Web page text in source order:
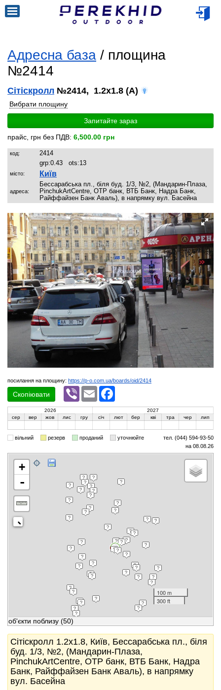
Адресна база / площина
№2414
Сітіскролл №2414, 1.2x1.8 (A)
Вибрати площину
Запитайте зараз
прайс, грн без ПДВ: 6,500.00 грн
код:
2414
grp:0.43 ots:13
місто: Київ
адреса:
Бессарабська пл., біля буд. 1/3, №2, (Мандарин-Плаза,
PinchukArtCentre, OTP банк, ВТБ Банк, Надра Банк,
Райффайзен Банк Аваль), в напрямку вул. Басейна
посилання на площину: https://p-o.com.ua/boards/oid/2414
Скопіювати
Viber Email
2026
2027
сер
вер жов лис гру січ лют бер кві тра чер лип
вільний резерв проданий уточнюйте
тел. (044) 594-93-50
на 08.08.26
+
-
100 m
300 ft
об'єкти поблизу (50)
Сітіскролл 1.2x1.8, Київ, Бессарабська пл., біля
буд. 1/3, №2, (Мандарин-Плаза,
PinchukArtCentre, OTP банк, ВТБ Банк, Надра
Банк, Райффайзен Банк Аваль), в напрямку
вул. Басейна